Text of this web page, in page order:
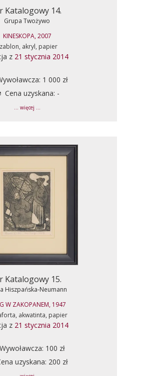
Katalogowy 14.
Grupa Twożywo
KINESKOPA, 2007
akryl, papier
z 21 stycznia 2014
1 000 zł
Cena uzyskana: -
... więcej ...
Katalogowy 15.
Hiszpańska-Neumann
W ZAKOPANEM, 1947
akwatinta, papier
z 21 stycznia 2014
Wywoławcza: 100 zł
uzyskana: 200 zł